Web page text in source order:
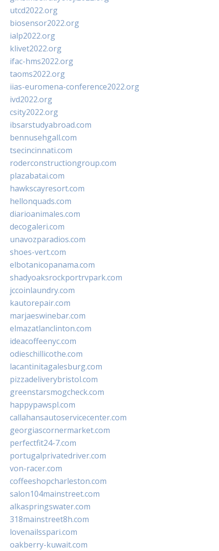
utcd2022.org
biosensor2022.org
ialp2022.org
klivet2022.org
ifac-hms2022.org
taoms2022.org
iias-euromena-conference2022.org
ivd2022.org
csity2022.org
ibsarstudyabroad.com
bennusehgall.com
tsecincinnati.com
roderconstructiongroup.com
plazabatai.com
hawkscayresort.com
hellonquads.com
diarioanimales.com
decogaleri.com
unavozparadios.com
shoes-vert.com
elbotanicopanama.com
shadyoaksrockportrvpark.com
jccoinlaundry.com
kautorepair.com
marjaeswinebar.com
elmazatlanclinton.com
ideacoffeenyc.com
odieschillicothe.com
lacantinitagalesburg.com
pizzadeliverybristol.com
greenstarsmogcheck.com
happypawspl.com
callahansautoservicecenter.com
georgiascornermarket.com
perfectfit24-7.com
portugalprivatedriver.com
von-racer.com
coffeeshopcharleston.com
salon104mainstreet.com
alkaspringswater.com
318mainstreet8h.com
lovenailsspari.com
oakberry-kuwait.com